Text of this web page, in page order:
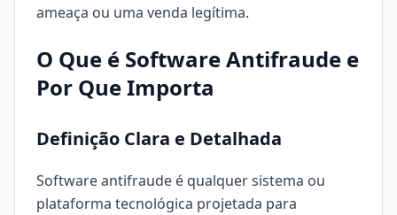
ameaça ou uma venda legítima.
O Que é Software Antifraude e
Por Que Importa
Definição Clara e Detalhada
Software antifraude é qualquer sistema ou
plataforma tecnológica projetada para